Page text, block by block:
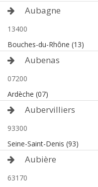
Aubagne
13400
Bouches-du-Rhône (13)
Aubenas
07200
Ardèche (07)
Aubervilliers
93300
Seine-Saint-Denis (93)
Aubière
63170